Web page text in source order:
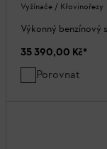
Vyžínače / Křovinořezy
Výkonný benzínový
35 390,00 Kč*
Porovnat